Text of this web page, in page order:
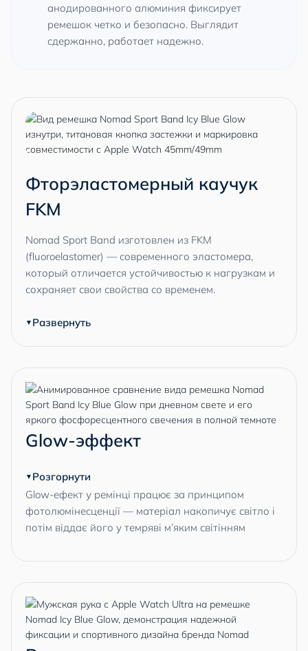
анодированного алюминия фиксирует
ремешок четко и безопасно. Выглядит
сдержанно, работает надежно.
Фторэластомерный каучук
FKM
Nomad Sport Band изготовлен из FKM
(fluoroelastomer) — современного эластомера,
который отличается устойчивостью к нагрузкам и
сохраняет свои свойства со временем.
Развернуть
Glow-эффект
Розгорнути
Glow-ефект у ремінці працює за принципом
фотолюмінесценції — матеріал накопичує світло і
потім віддає його у темряві м’яким світінням